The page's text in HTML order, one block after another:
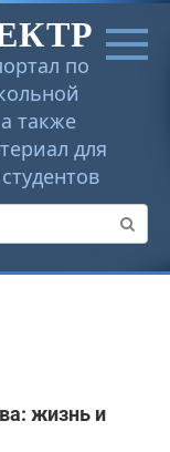
по
также
для
жизнь и